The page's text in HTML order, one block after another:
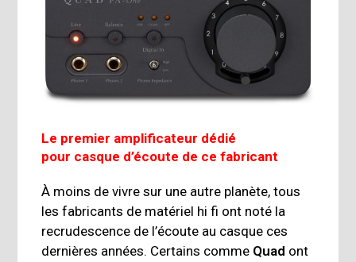
Le premier amplificateur dédié
pour casque d’écoute de ce fabricant
À moins de vivre sur une autre planète, tous
les fabricants de matériel hi fi ont noté la
recrudescence de l’écoute au casque ces
dernières années. Certains comme Quad ont